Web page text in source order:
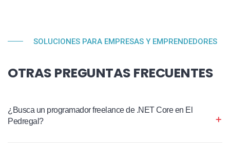
SOLUCIONES PARA EMPRESAS Y EMPRENDEDORES
OTRAS PREGUNTAS FRECUENTES
¿Busca un programador freelance de .NET Core en El
Pedregal?